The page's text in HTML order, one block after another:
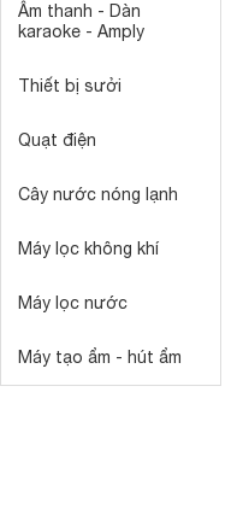
Âm thanh - Dàn
karaoke - Amply
Thiết bị sưởi
Quạt điện
Cây nước nóng lạnh
Máy lọc không khí
Máy lọc nước
Máy tạo ẩm - hút ẩm